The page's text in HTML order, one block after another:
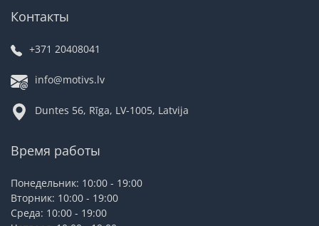
Контакты
+371 20408041
info@motivs.lv
Duntes 56, Rīga, LV-1005, Latvija
Время работы
Понедельник: 10:00 - 19:00
Вторник: 10:00 - 19:00
Среда: 10:00 - 19:00